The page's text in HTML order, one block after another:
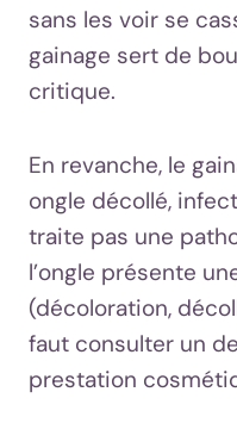
sans les voir se
gainage sert de
critique.
En revanche, le
ongle décollé,
traite pas une
l’ongle présente
(décoloration,
faut consulter un
prestation